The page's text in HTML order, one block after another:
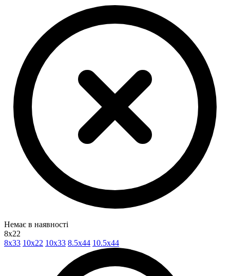
Немає в наявності
8x22
8x33 10x22 10x33 8.5x44 10.5x44